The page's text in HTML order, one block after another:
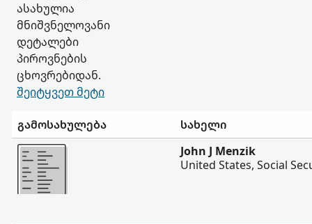
ასახულია
მნიშვნელოვანი
დეტალები
პიროვნების
ცხოვრებიდან.
შეიტყვეთ მეტი
გამოსახულება
სახელი
შევიტყოთ მეტი
John J Menzik
United States, Social